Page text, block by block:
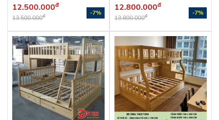
12.500.000đ
13.500.000đ -7% 12.800.000đ
13.800.000đ -7%